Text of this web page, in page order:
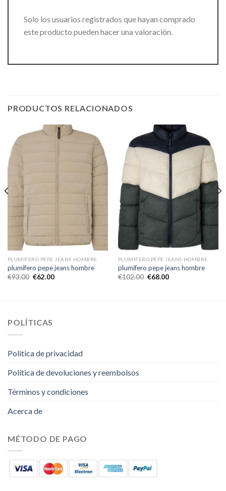
Solo los usuarios registrados que hayan comprado
este producto pueden hacer una valoración.
PRODUCTOS RELACIONADOS
PLUMIFERO PEPE JEANS HOMBRE
plumifero pepe jeans hombre
€93.00 €62.00
PLUMIFERO PEPE JEANS HOMBRE
plumifero pepe jeans hombre
€102.00 €68.00
POLÍTICAS
Politica de privacidad
Política de devoluciones y reembolsos
Términos y condiciones
Acerca de
MÉTODO DE PAGO